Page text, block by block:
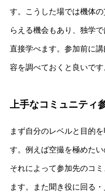
す。こうした場では機体
らえる機会もあり、独学
直接学べます。参加前に
容を調べておくと良いです
上手なコミュニティ
まず自分のレベルと目的
す。例えば空撮を極めた
それによって参加先のコ
ます。また聞き役に回る